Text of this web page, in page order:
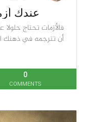
عندك
فالأزمات تحتاج
أن تترجمه في ذهنك
0
COMMENTS